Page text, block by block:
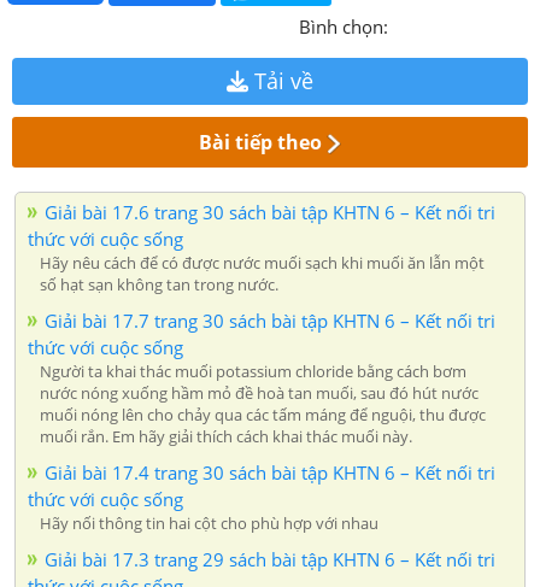
Bình chọn:
Tải về
Bài tiếp theo
Giải bài 17.6 trang 30 sách bài tập KHTN 6 – Kết nối tri
thức với cuộc sống
Hãy nêu cách để có được nước muối sạch khi muối ăn lẫn một
số hạt sạn không tan trong nước.
Giải bài 17.7 trang 30 sách bài tập KHTN 6 – Kết nối tri
thức với cuộc sống
Người ta khai thác muối potassium chloride bằng cách bơm
nước nóng xuống hầm mỏ đề hoà tan muối, sau đó hút nước
muối nóng lên cho chảy qua các tấm máng để nguội, thu được
muối rắn. Em hãy giải thích cách khai thác muối này.
Giải bài 17.4 trang 30 sách bài tập KHTN 6 – Kết nối tri
thức với cuộc sống
Hãy nối thông tin hai cột cho phù hợp với nhau
Giải bài 17.3 trang 29 sách bài tập KHTN 6 – Kết nối tri